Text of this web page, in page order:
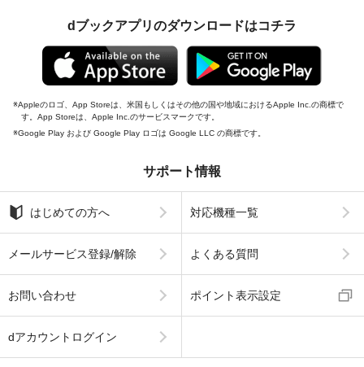
dブックアプリのダウンロードはコチラ
Appleのロゴ、App Storeは、米国もしくはその他の国や地域におけるApple Inc.の商標で
す。App Storeは、Apple Inc.のサービスマークです。
Google Play および Google Play ロゴは Google LLC の商標です。
サポート情報
はじめての方へ 対応機種一覧
メールサービス登録/解除 よくある質問
お問い合わせ ポイント表示設定
dアカウントログイン